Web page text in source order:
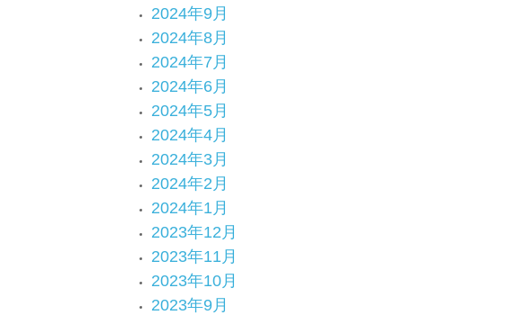
2024年9月
2024年8月
2024年7月
2024年6月
2024年5月
2024年4月
2024年3月
2024年2月
2024年1月
2023年12月
2023年11月
2023年10月
2023年9月